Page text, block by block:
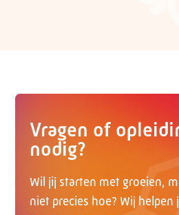
Vragen of
nodig?
Wil jij starten met groeien,
niet precies hoe? Wij helpen